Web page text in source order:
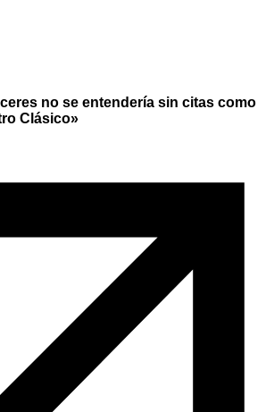
no se entendería sin citas como
Clásico»